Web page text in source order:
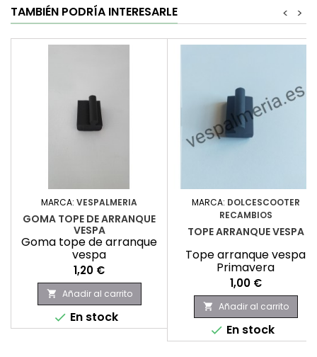
TAMBIÉN PODRÍA INTERESARLE
>
<
MARCA: VESPALMERIA
GOMA TOPE DE ARRANQUE
VESPA
Goma tope de arranque
vespa
Precio
1,20 €
 Añadir al carrito
 En stock
MARCA: DOLCESCOOTER
RECAMBIOS
TOPE ARRANQUE VESPA
Tope arranque vespa
Primavera
Precio
1,00 €
 Añadir al carrito
 En stock